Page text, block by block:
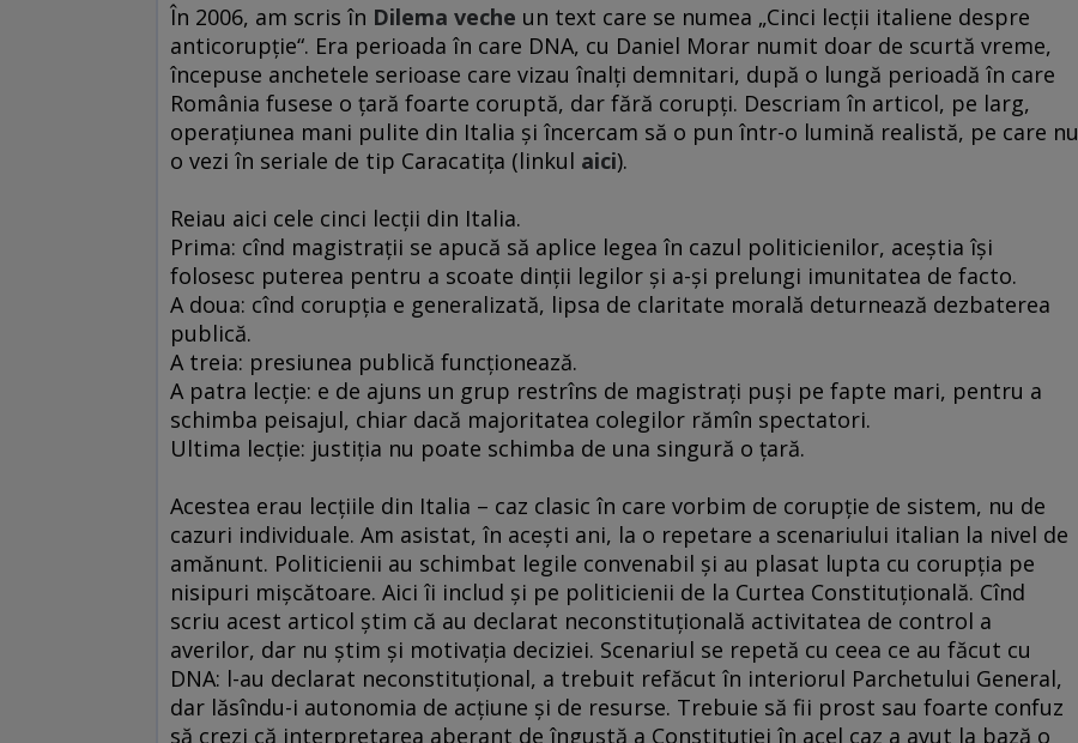
În 2006, am scris în Dilema veche un text care se numea „Cinci lecţii italiene despre
anticorupţie“. Era perioada în care DNA, cu Daniel Morar numit doar de scurtă vreme,
începuse anchetele serioase care vizau înalţi demnitari, după o lungă perioadă în care
România fusese o ţară foarte coruptă, dar fără corupţi. Descriam în articol, pe larg,
operaţiunea mani pulite din Italia şi încercam să o pun într-o lumină realistă, pe care nu
o vezi în seriale de tip Caracatiţa (linkul aici).
Reiau aici cele cinci lecţii din Italia.
Prima: cînd magistraţii se apucă să aplice legea în cazul politicienilor, aceştia îşi
folosesc puterea pentru a scoate dinţii legilor şi a-şi prelungi imunitatea de facto.
A doua: cînd corupţia e generalizată, lipsa de claritate morală deturnează dezbaterea
publică.
A treia: presiunea publică funcţionează.
A patra lecţie: e de ajuns un grup restrîns de magistraţi puşi pe fapte mari, pentru a
schimba peisajul, chiar dacă majoritatea colegilor rămîn spectatori.
Ultima lecţie: justiţia nu poate schimba de una singură o ţară.
Acestea erau lecţiile din Italia – caz clasic în care vorbim de corupţie de sistem, nu de
cazuri individuale. Am asistat, în aceşti ani, la o repetare a scenariului italian la nivel de
amănunt. Politicienii au schimbat legile convenabil şi au plasat lupta cu corupţia pe
nisipuri mişcătoare. Aici îi includ şi pe politicienii de la Curtea Constituţională. Cînd
scriu acest articol ştim că au declarat neconstituţională activitatea de control a
averilor, dar nu ştim şi motivaţia deciziei. Scenariul se repetă cu ceea ce au făcut cu
DNA: l-au declarat neconstituţional, a trebuit refăcut în interiorul Parchetului General,
dar lăsîndu-i autonomia de acţiune şi de resurse. Trebuie să fii prost sau foarte confuz
să crezi că interpretarea aberant de îngustă a Constituţiei în acel caz a avut la bază o